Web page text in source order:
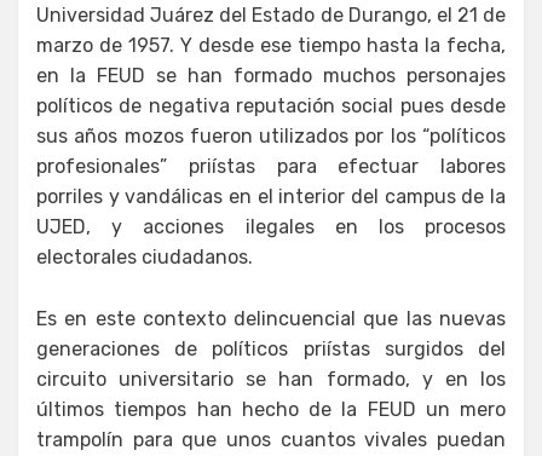
Universidad Juárez del Estado de Durango, el 21 de
marzo de 1957. Y desde ese tiempo hasta la fecha,
en la FEUD se han formado muchos personajes
políticos de negativa reputación social pues desde
sus años mozos fueron utilizados por los “políticos
profesionales” priístas para efectuar labores
porriles y vandálicas en el interior del campus de la
UJED, y acciones ilegales en los procesos
electorales ciudadanos.
Es en este contexto delincuencial que las nuevas
generaciones de políticos priístas surgidos del
circuito universitario se han formado, y en los
últimos tiempos han hecho de la FEUD un mero
trampolín para que unos cuantos vivales puedan